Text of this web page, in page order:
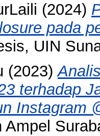
(2024)
pada
UIN
(2023)
terhadap
Instagram